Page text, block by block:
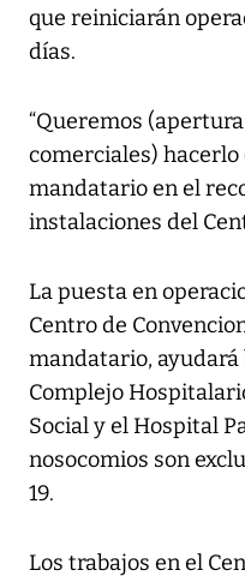
que reiniciarán
días.
“Queremos
comerciales) hacerlo
mandatario en el
instalaciones del
La puesta en
Centro de
mandatario,
Complejo
Social y el Hospital
nosocomios son
19.
Los trabajos en el